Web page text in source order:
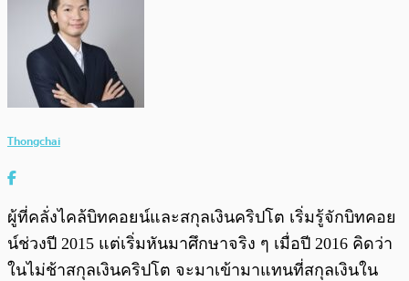
Thongchai
ผู้ที่คลั่งไคล้บิทคอยน์และสกุลเงินคริปโต เริ่มรู้จักบิทคอย
น์ช่วงปี 2015 แต่เริ่มหันมาศึกษาจริง ๆ เมื่อปี 2016 คิดว่า
ในไม่ช้าสกุลเงินคริปโต จะมาเข้ามาแทนที่สกุลเงินใน